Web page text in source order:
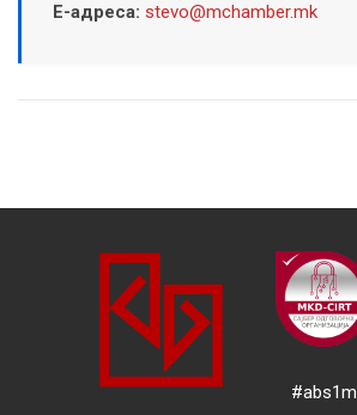
Е-адреса: stevo@mchamber.mk
#abs1m